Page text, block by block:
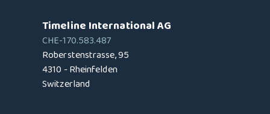
Timeline International AG
CHE-170.583.487
Roberstenstrasse, 95
4310 - Rheinfelden
Switzerland